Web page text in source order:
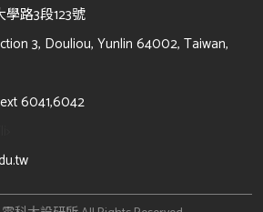
路3段123號
3, Douliou, Yunlin 64002, Taiwan,
6041,6042